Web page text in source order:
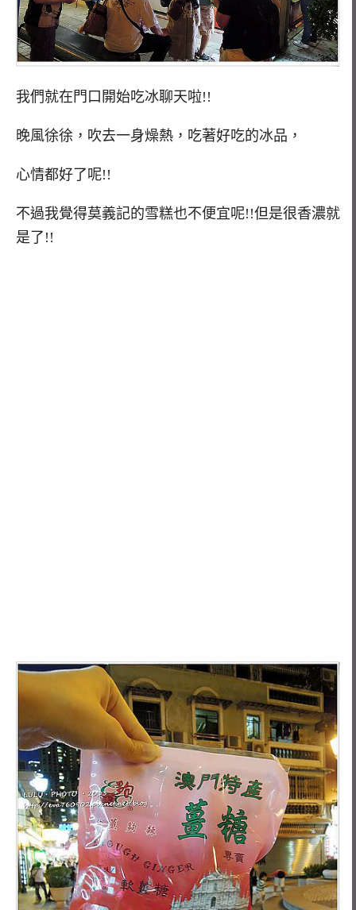
我們就在門口開始吃冰聊天啦!!
晚風徐徐，吹去一身燥熱，吃著好吃的冰品，
心情都好了呢!!
不過我覺得莫義記的雪糕也不便宜呢!!但是很香濃就
是了!!